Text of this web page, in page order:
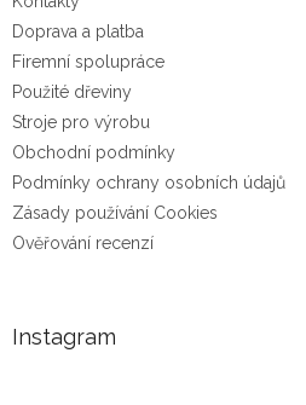
Doprava a platba
Firemní spolupráce
Použité dřeviny
Stroje pro výrobu
Obchodní podmínky
Podmínky ochrany osobních údajů
Zásady používání Cookies
Ověřování recenzí
Instagram